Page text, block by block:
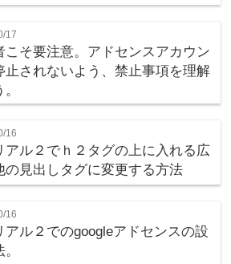
17
こそ要注意。アドセンスアカウン
止されないよう、禁止事項を理解
16
アル２でｈ２タグの上に入れる広
の見出しタグに変更する方法
16
アル２でのgoogleアドセンスの設